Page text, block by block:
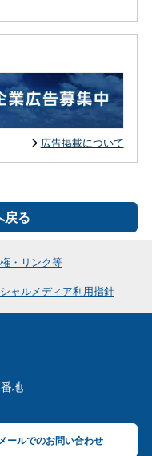
広告掲載について
戻る
・リンク等
ャルメディア利用指針
地
ールでのお問い合わせ